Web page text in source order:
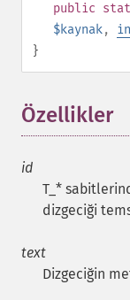
public
$kaynak,
}
Özellikler¶
id
T_*
dizgeciği
text
Dizgeciğin